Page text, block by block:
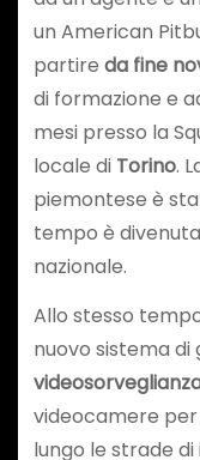
un American
partire da fine
di formazione e
mesi presso la
locale di Torino.
piemontese è
tempo è
nazionale.
Allo stesso
nuovo sistema
videocamere
lungo le strade